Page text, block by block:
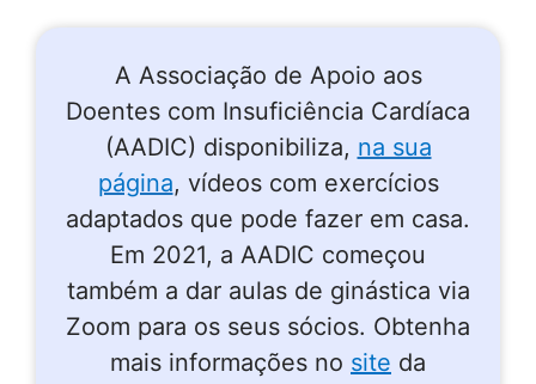
A Associação de Apoio aos
Doentes com Insuficiência Cardíaca
(AADIC) disponibiliza, na sua
página, vídeos com exercícios
adaptados que pode fazer em casa.
Em 2021, a AADIC começou
também a dar aulas de ginástica via
Zoom para os seus sócios. Obtenha
mais informações no site da